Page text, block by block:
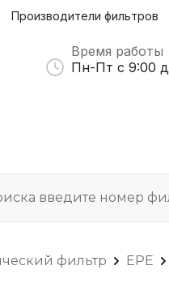
Производители фильтров
Время работы
Пн-Пт с 9:00
фильтр EPE